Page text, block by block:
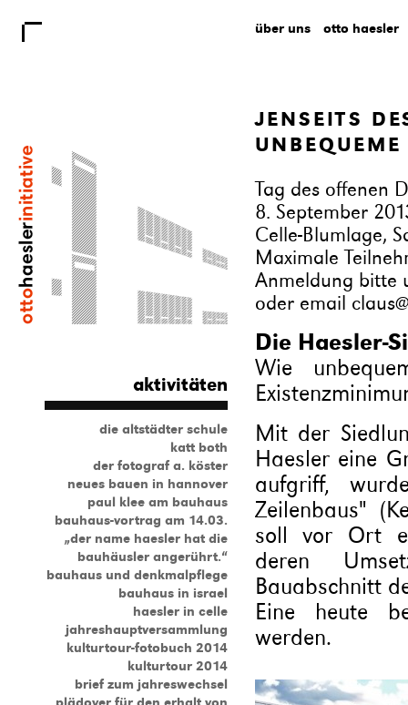
aktivitäten
die altstädter schule
katt both
der fotograf a. köster
neues bauen in hannover
paul klee am bauhaus
bauhaus-vortrag am 14.03.
„der name haesler hat die
bauhäusler angerührt.“
bauhaus und denkmalpflege
bauhaus in israel
haesler in celle
jahreshauptversammlung
kulturtour-fotobuch 2014
kulturtour 2014
brief zum jahreswechsel
über uns otto haesler
JENSEITS
Tag des offenen
8. September
Celle-Blumlage,
Maximale
Anmeldung bitte
oder email
Die Haesler-
Wie
Mit der
Haesler eine
aufgriff,
Zeilenbaus"
soll vor Ort
deren
Bauabschnitt
Eine heute
werden.